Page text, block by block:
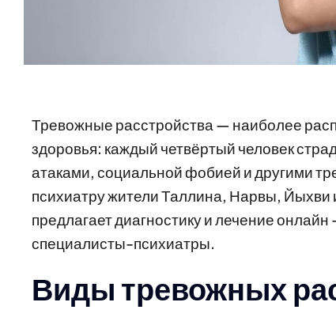
Тревожные расстройства — наиболее
здоровья: каждый четвёртый человек
атаками, социальной фобией и другими
психиатру жители Таллина, Нарвы,
предлагает диагностику и лечение
специалисты-психиатры.
Виды тревожных